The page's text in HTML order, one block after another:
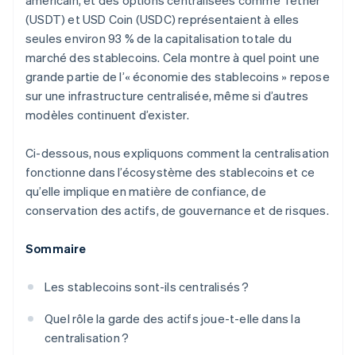
(USDT) et USD Coin (USDC) représentaient à elles
seules environ 93 % de la capitalisation totale du
marché des stablecoins. Cela montre à quel point une
grande partie de l’« économie des stablecoins » repose
sur une infrastructure centralisée, même si d’autres
modèles continuent d’exister.
Ci-dessous, nous expliquons comment la centralisation
fonctionne dans l’écosystème des stablecoins et ce
qu’elle implique en matière de confiance, de
conservation des actifs, de gouvernance et de risques.
Sommaire
Les stablecoins sont-ils centralisés ?
Quel rôle la garde des actifs joue-t-elle dans la
centralisation ?